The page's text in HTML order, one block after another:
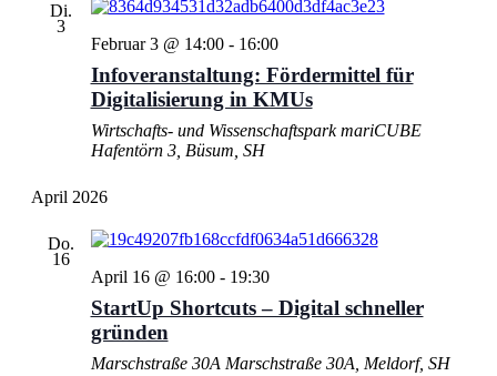
Di.
3
Februar 3 @ 14:00- 16:00
Infoveranstaltung: Fördermittel für
Digitalisierung in KMUs
Wirtschafts- und Wissenschaftspark mariCUBE
Hafentörn 3, Büsum, SH
April 2026
Do.
16
April 16 @ 16:00- 19:30
StartUp Shortcuts – Digital schneller
gründen
Marschstraße 30A Marschstraße 30A, Meldorf, SH